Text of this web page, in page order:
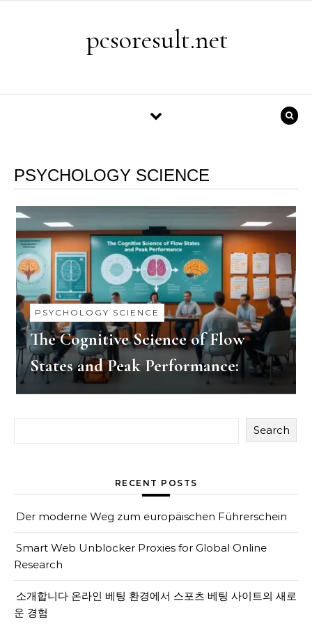
pcsoresult.net
PSYCHOLOGY SCIENCE
PSYCHOLOGY SCIENCE
The Cognitive Science of Flow
States and Peak Performance:
Search
RECENT POSTS
Der moderne Weg zum europäischen Führerschein
Smart Web Unblocker Proxies for Global Online
Research
소개합니다 온라인 베팅 환경에서 스포츠 베팅 사이트의 새로
운 경험